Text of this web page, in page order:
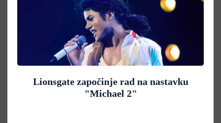
Lionsgate započinje rad na nastavku
"Michael 2"